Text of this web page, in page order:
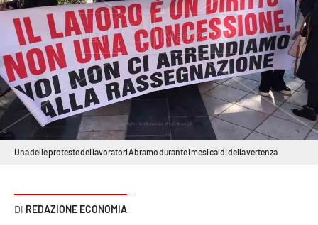
Italia Mondo
Sanità
Sport
Cultura
Meteo
Una delle proteste dei lavoratori Abramo durante i mesi caldi della vertenza
REDAZIONE ECONOMIA